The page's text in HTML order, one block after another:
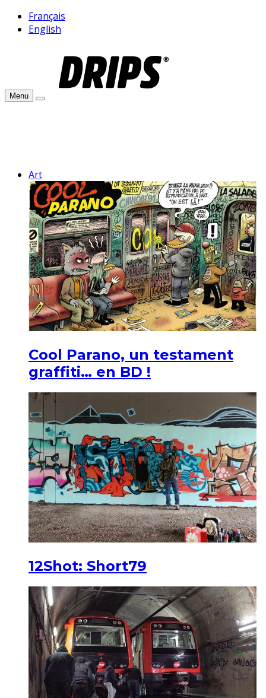
Français
English
Menu
Art
Cool Parano, un testament
graffiti… en BD !
12Shot: Short79